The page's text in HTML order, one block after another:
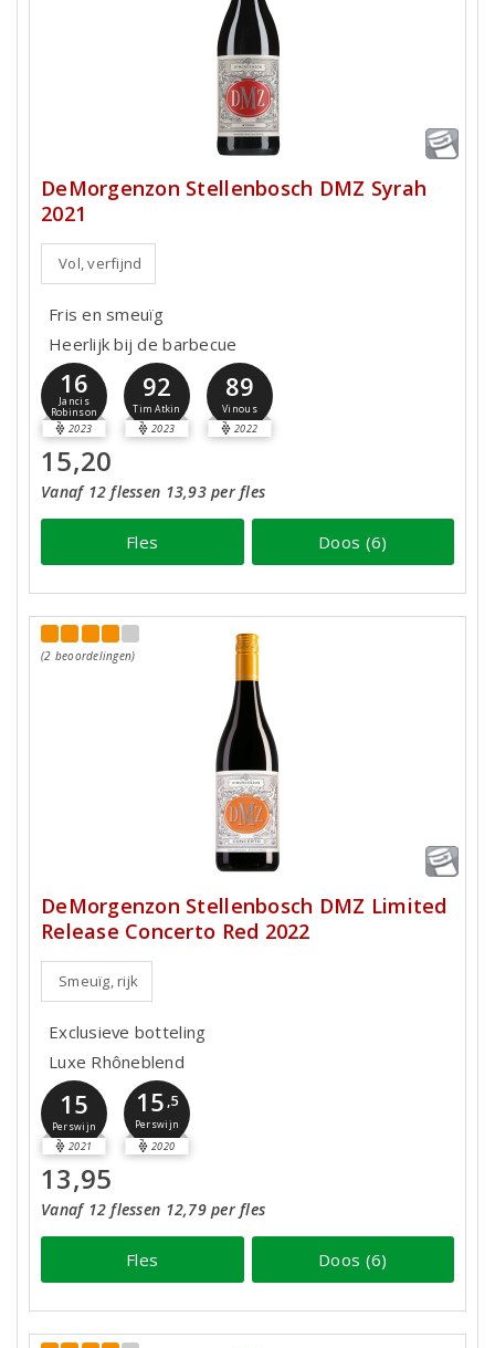
DeMorgenzon Stellenbosch DMZ Syrah
2021
Vol, verfijnd
Fris en smeuïg
Heerlijk bij de barbecue
16
Jancis
Robinson
2023
92
Tim Atkin
2023
89
Vinous
2022
15,20
Vanaf 12 flessen 13,93 per fles
Fles Doos (6)
(2 beoordelingen)
DeMorgenzon Stellenbosch DMZ Limited
Release Concerto Red 2022
Smeuïg, rijk
Exclusieve botteling
Luxe Rhôneblend
15
Perswijn
2021
15 ,5
Perswijn
2020
13,95
Vanaf 12 flessen 12,79 per fles
Fles Doos (6)